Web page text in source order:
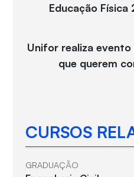
Educação Física
Unifor realiza
que querem
CURSOS
GRADUAÇÃO